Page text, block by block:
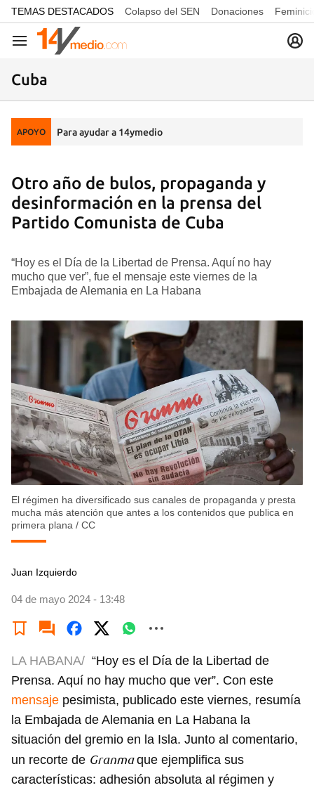
common.go-to-content
TEMAS DESTACADOS Colapso del SEN Donaciones
Navegación
Cuba
APOYO Para ayudar a 14ymedio
Otro año de bulos, propaganda y
desinformación en la prensa del
Partido Comunista de Cuba
“Hoy es el Día de la Libertad de Prensa. Aquí no hay
mucho que ver”, fue el mensaje este viernes de la
Embajada de Alemania en La Habana
El régimen ha diversificado sus canales de propaganda y presta
mucha más atención que antes a los contenidos que publica en
primera plana / CC
Juan Izquierdo
04 de mayo 2024 - 13:48
LA HABANA/ “Hoy es el Día de la Libertad de
Prensa. Aquí no hay mucho que ver”. Con este
mensaje pesimista, publicado este viernes, resumía
la Embajada de Alemania en La Habana la
situación del gremio en la Isla. Junto al comentario,
un recorte de Granmaque ejemplifica sus
características: adhesión absoluta al régimen y